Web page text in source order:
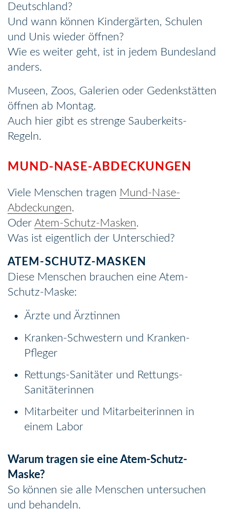
Deutschland?
Und wann können Kindergärten, Schulen
und Unis wieder öffnen?
Wie es weiter geht, ist in jedem Bundesland
anders.
Museen, Zoos, Galerien oder Gedenkstätten
öffnen ab Montag.
Auch hier gibt es strenge Sauberkeits-
Regeln.
MUND-NASE-ABDECKUNGEN
Viele Menschen tragen Mund-Nase-
Abdeckungen.
Oder Atem-Schutz-Masken.
Was ist eigentlich der Unterschied?
ATEM-SCHUTZ-MASKEN
Diese Menschen brauchen eine Atem-
Schutz-Maske:
Ärzte und Ärztinnen
Kranken-Schwestern und Kranken-
Pfleger
Rettungs-Sanitäter und Rettungs-
Sanitäterinnen
Mitarbeiter und Mitarbeiterinnen in
einem Labor
Warum tragen sie eine Atem-Schutz-
Maske?
So können sie alle Menschen untersuchen
und behandeln.